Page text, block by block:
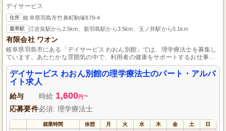
デイサービス
住所 岐阜県羽島市竹鼻町駒塚879-4
最寄駅 江吉良駅から2.5km、新羽島駅から3.5km、玉ノ井駅から5.1km
有限会社 ワオン
岐阜県羽島市にある「デイサービス わおん別館」では、理学療法士を募集し
ています。あたたかな雰囲気の中で、利用者の健康をサポートするお仕事に
携わりませんか。パート・アルバイトでの募集で、柔軟な働き方が可能で
す。地域の方々と密接に関わる、やりがいのある環境で一緒に働きましょ
う。資格を活かして、あなたのスキルをさらに向上させるチャンスです。ぜ
ひご応募お待ちしております。
デイサービス わおん別館の理学療法士のパート・アルバ
イト求人
給与 時給 1,600円 ~
応募要件必須: 理学療法士
就業時間 休憩 月 火 水 木 金 土 日